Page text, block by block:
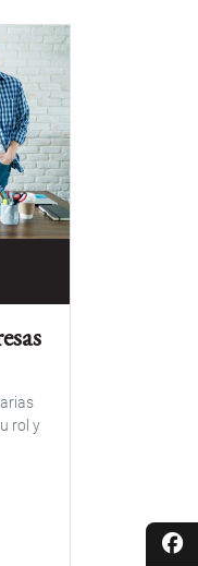
rol y